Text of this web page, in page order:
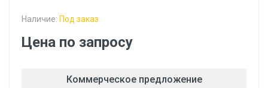
Наличие: Под заказ
Цена по запросу
Коммерческое предложение